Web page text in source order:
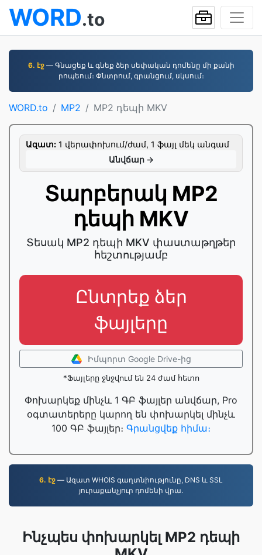
WORD.to
6. էջ— Գնացեք և գնեք ձեր սեփական դոմենը մի քանի
րոպեում։ Փնտրում, գրանցում, սկսում։
WORD.to MP2 MP2 դեպի MKV
Ազատ: 1 վերափոխում/ժամ, 1 ֆայլ մեկ անգամ
Անվճար →
Տարբերակ MP2
դեպի MKV
Տեսակ MP2 դեպի MKV փաստաթղթեր
հեշտությամբ
Ընտրեք ձեր
ֆայլերը
Իմպորտ Google Drive-ից
*Ֆայլերը ջնջվում են 24 ժամ հետո
Փոխարկեք մինչև 1 ԳԲ ֆայլեր անվճար, Pro
օգտատերերը կարող են փոխարկել մինչև
100 ԳԲ ֆայլեր։ Գրանցվեք հիմա։
6. էջ — Ազատ WHOIS գաղտնիությունը, DNS և SSL
յուրաքանչյուր դոմենի վրա.
Ինչպես փոխարկել MP2 դեպի